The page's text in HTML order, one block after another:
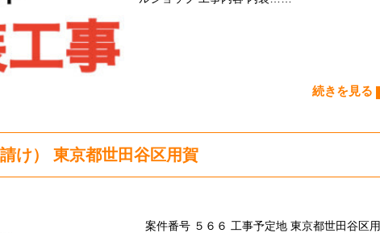
続きを見る
け） 東京都世田谷区用賀
案件番号 ５６６ 工事予定地 東京都世田谷区用